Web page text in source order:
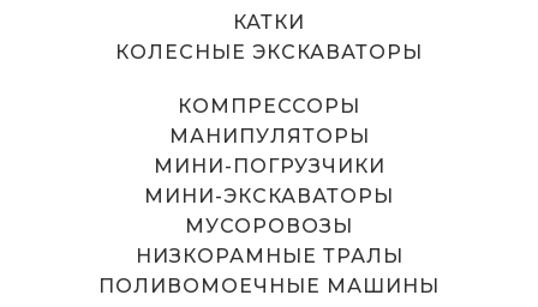
КАТКИ
КОЛЕСНЫЕ ЭКСКАВАТОРЫ
КОМПРЕССОРЫ
МАНИПУЛЯТОРЫ
МИНИ-ПОГРУЗЧИКИ
МИНИ-ЭКСКАВАТОРЫ
МУСОРОВОЗЫ
НИЗКОРАМНЫЕ ТРАЛЫ
ПОЛИВОМОЕЧНЫЕ МАШИНЫ